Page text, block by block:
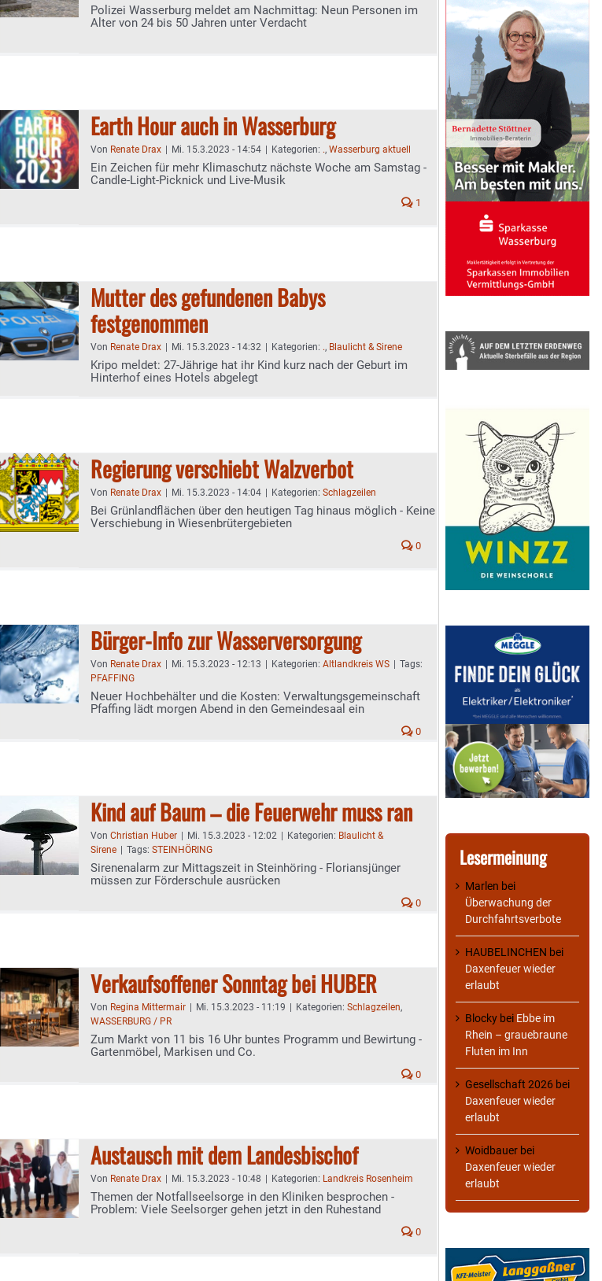
Polizei Wasserburg meldet am Nachmittag: Neun Personen im
Alter von 24 bis 50 Jahren unter Verdacht
Earth Hour auch in Wasserburg
Von Renate Drax Mi. 15.3.2023 - 14:54 Kategorien: ., Wasserburg aktuell
Ein Zeichen für mehr Klimaschutz nächste Woche am Samstag -
Candle-Light-Picknick und Live-Musik
1
Mutter des gefundenen Babys
festgenommen
Von Renate Drax Mi. 15.3.2023 - 14:32 Kategorien: ., Blaulicht & Sirene
Kripo meldet: 27-Jährige hat ihr Kind kurz nach der Geburt im
Hinterhof eines Hotels abgelegt
Regierung verschiebt Walzverbot
Von Renate Drax Mi. 15.3.2023 - 14:04 Kategorien: Schlagzeilen
Bei Grünlandflächen über den heutigen Tag hinaus möglich - Keine
Verschiebung in Wiesenbrütergebieten
0
Bürger-Info zur Wasserversorgung
Von Renate Drax Mi. 15.3.2023 - 12:13 Kategorien: Altlandkreis WS
Tags:
PFAFFING
Neuer Hochbehälter und die Kosten: Verwaltungsgemeinschaft
Pfaffing lädt morgen Abend in den Gemeindesaal ein
0
Kind auf Baum – die Feuerwehr muss ran
Von Christian Huber Mi. 15.3.2023 - 12:02 Kategorien: Blaulicht &
Sirene
Tags: STEINHÖRING
Sirenenalarm zur Mittagszeit in Steinhöring - Floriansjünger
müssen zur Förderschule ausrücken
0
Verkaufsoffener Sonntag bei HUBER
Von Regina Mittermair Mi. 15.3.2023 - 11:19 Kategorien: Schlagzeilen,
WASSERBURG / PR
Zum Markt von 11 bis 16 Uhr buntes Programm und Bewirtung -
Gartenmöbel, Markisen und Co.
0
Austausch mit dem Landesbischof
Von Renate Drax Mi. 15.3.2023 - 10:48 Kategorien: Landkreis Rosenheim
Themen der Notfallseelsorge in den Kliniken besprochen -
Problem: Viele Seelsorger gehen jetzt in den Ruhestand
0
Lesermeinung
Marlen bei
Überwachung der
Durchfahrtsverbote
HAUBELINCHEN bei
Daxenfeuer wieder
erlaubt
Blocky bei Ebbe im
Rhein – grauebraune
Fluten im Inn
Gesellschaft 2026 bei
Daxenfeuer wieder
erlaubt
Woidbauer bei
Daxenfeuer wieder
erlaubt